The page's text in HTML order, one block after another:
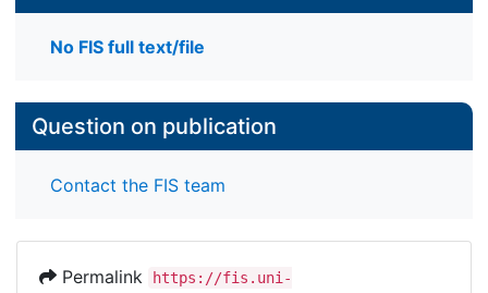
No FIS full text/file
Question on publication
Contact the FIS team
Permalink
https://fis.uni-